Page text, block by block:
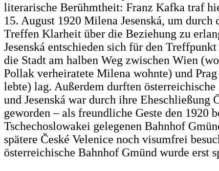
literarische Berühmtheit: Franz Kafka traf
15. August 1920 Milena Jesenská, um durch
Treffen Klarheit über die Beziehung zu
Jesenská entschieden sich für den
die Stadt am halben Weg zwischen Wien
Pollak verheiratete Milena wohnte) und
lebte) lag. Außerdem durften österreichische
und Jesenská war durch ihre Eheschließung
geworden – als freundliche Geste den 1920
Tschechoslowakei gelegenen Bahnhof
spätere České Velenice noch visumfrei
österreichische Bahnhof Gmünd wurde erst